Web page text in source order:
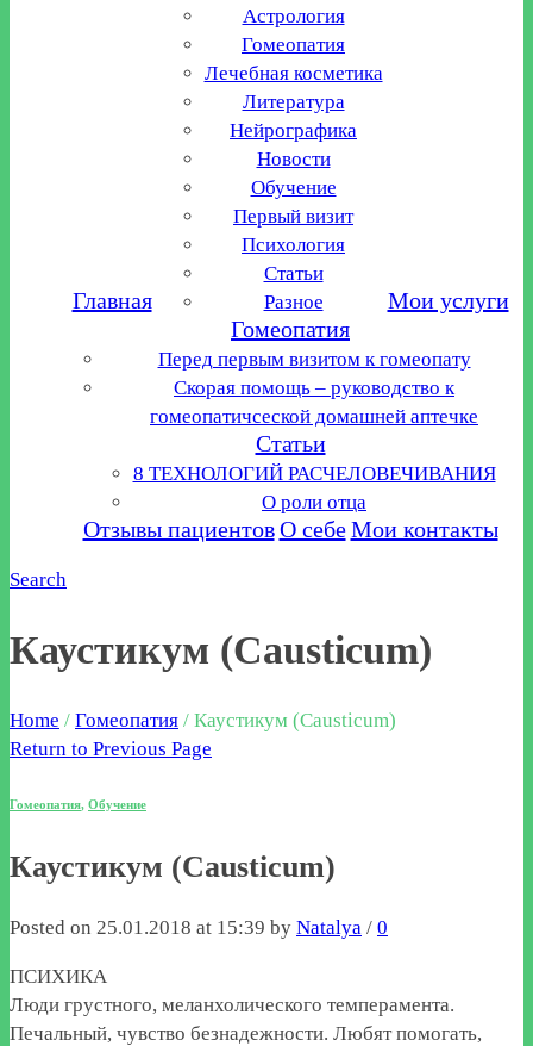
Главная
Астрология
Гомеопатия
Лечебная косметика
Литература
Нейрографика
Новости
Обучение
Первый визит
Психология
Статьи
Разное
Мои услуги
Гомеопатия
Перед первым визитом к гомеопату
Скорая помощь – руководство к
гомеопатичсеской домашней аптечке
Статьи
8 ТЕХНОЛОГИЙ РАСЧЕЛОВЕЧИВАНИЯ
О роли отца
Отзывы пациентов О себе Мои контакты
Search
Каустикум (Causticum)
Home / Гомеопатия / Каустикум (Causticum)
Return to Previous Page
Гомеопатия, Обучение
Каустикум (Causticum)
Posted on 25.01.2018 at 15:39 by Natalya / 0
ПСИХИКА
Люди грустного, меланхолического темперамента.
Печальный, чувство безнадежности. Любят помогать,